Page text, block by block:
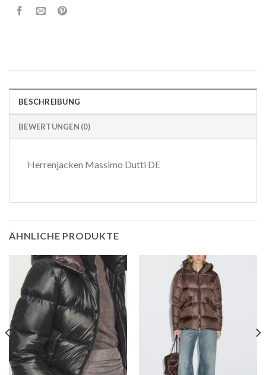
BESCHREIBUNG
BEWERTUNGEN (0)
Herrenjacken Massimo Dutti DE
ÄHNLICHE PRODUKTE